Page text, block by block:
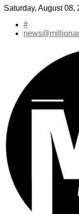
Skip
content
Saturday, August 08,
#